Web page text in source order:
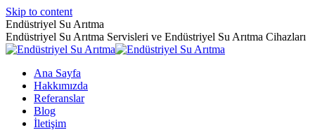
Skip to content
Endüstriyel Su Arıtma
Endüstriyel Su Arıtma Servisleri ve Endüstriyel Su Arıtma Cihazları
Ana Sayfa
Hakkımızda
Referanslar
Blog
İletişim